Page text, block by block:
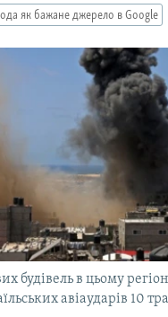
як бажане джерело в Google
будівель в цьому
авіаударів 10